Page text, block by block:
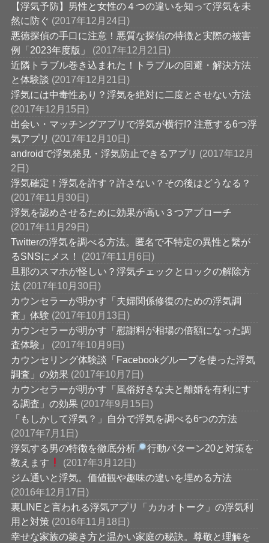
【浮気予防】男性と女性の４つの違いを知って浮気を未
然に防ぐ (2017年12月24日)
悪徳探偵の手口に注意！悪質な探偵の特徴と実際の被害
例「2023年度版」
(2017年12月21日)
近隣トラブル巻き込まれた！トラブルの回避・解決方法
と体験談 (2017年12月21日)
浮気には中毒性あり？浮気を絶対に二度とさせない方法
(2017年12月15日)
出会い・マッチングアプリで浮気が横行!? 注意する6つ浮
気アプリ (2017年12月10日)
androidで浮気発見・浮気防止できるアプリ (2017年12月
2日)
浮気確定！浮気を許す？許さない？その後はどうなる？
(2017年11月30日)
浮気を認めさせるために効果が高い３つアプローチ
(2017年11月29日)
Twitterの浮気を調べる方法。匿名で不特定の異性と繫が
るSNSにメス！
(2017年11月6日)
旦那のスマホが怪しい？浮気チェックとロックの解除方
法 (2017年10月30日)
カウンセラーが明かす「夫婦関係修復のための浮気調
査」体験 (2017年10月13日)
カウンセラーが明かす「慰謝料が相場の倍額になった調
査体験」
(2017年10月9日)
カウンセリング体験談「Facebookグループを使った浮気
調査」の効果 (2017年10月7日)
カウンセラーが明かす「風俗好きな夫と離婚を有利にす
る調査」の効果 (2017年9月15日)
「もしかして浮気？」自分で浮気を調べる6つの方法
(2017年7月1日)
浮気する男の特徴を徹底分析
行動パターン20と対策を
教えます
(2017年3月12日)
ジム通いと浮気。価値観や趣味の違いを埋める方法
(2016年12月17日)
裏LINEと言われる浮気アプリ「カカオトーク」の浮気利
用と対策 (2016年11月18日)
幸せな家族の築き方と温かい家庭の秘訣。尊敬と理解を